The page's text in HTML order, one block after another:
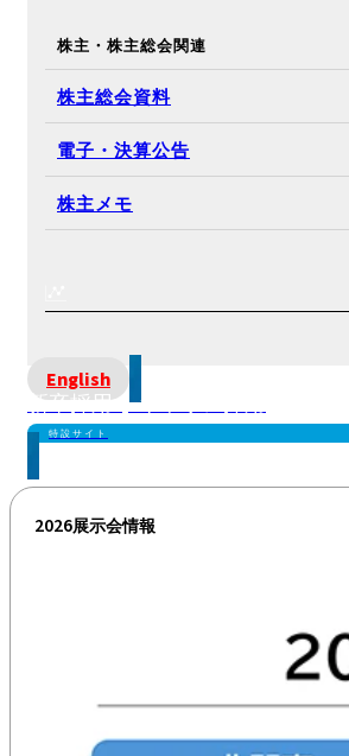
株主・株主総会関連
株主総会資料
電子・決算公告
株主メモ
English
新卒採用 | キャリア採用
特設サイト
2026展示会情報